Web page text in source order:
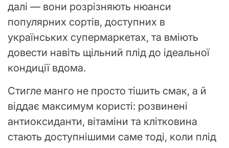
далі — вони розрізняють нюанси
популярних сортів, доступних в
українських супермаркетах, та вміють
довести навіть щільний плід до ідеальної
кондиції вдома.
Стигле манго не просто тішить смак, а й
віддає максимум користі: розвинені
антиоксиданти, вітаміни та клітковина
стають доступнішими саме тоді, коли плід